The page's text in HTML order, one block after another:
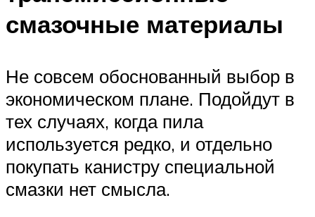
смазочные материалы
Не совсем обоснованный выбор в
экономическом плане. Подойдут в
тех случаях, когда пила
используется редко, и отдельно
покупать канистру специальной
смазки нет смысла.